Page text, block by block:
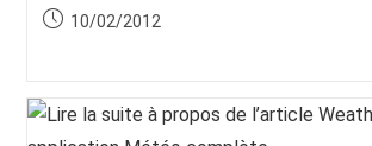
de
category:
Publication
10/02/2012